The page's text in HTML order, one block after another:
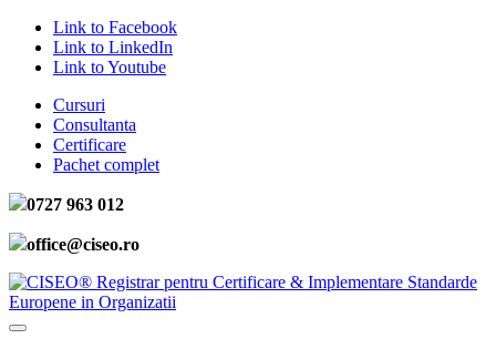
Link to Facebook
Link to LinkedIn
Link to Youtube
Cursuri
Consultanta
Certificare
Pachet complet
0727 963 012
office@ciseo.ro